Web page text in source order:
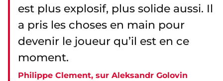
est plus explosif, plus solide aussi. Il
a pris les choses en main pour
devenir le joueur qu’il est en ce
moment.
Philippe Clement, sur Aleksandr Golovin